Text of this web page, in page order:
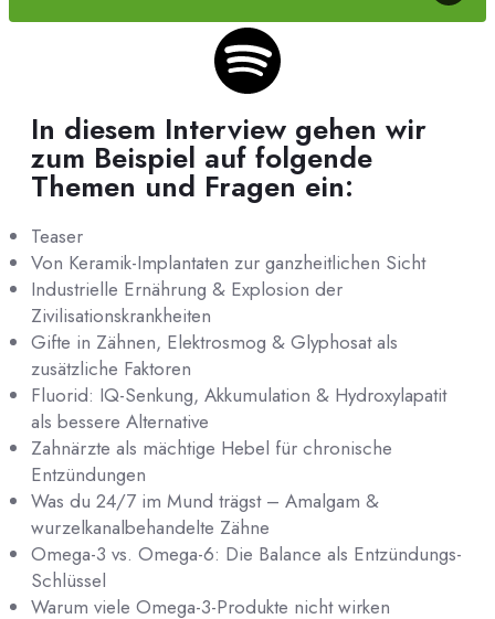
In diesem Interview gehen wir
zum Beispiel auf folgende
Themen und Fragen ein:
Teaser
Von Keramik-Implantaten zur ganzheitlichen Sicht
Industrielle Ernährung & Explosion der
Zivilisationskrankheiten
Gifte in Zähnen, Elektrosmog & Glyphosat als
zusätzliche Faktoren
Fluorid: IQ-Senkung, Akkumulation & Hydroxylapatit
als bessere Alternative
Zahnärzte als mächtige Hebel für chronische
Entzündungen
Was du 24/7 im Mund trägst – Amalgam &
wurzelkanalbehandelte Zähne
Omega-3 vs. Omega-6: Die Balance als Entzündungs-
Schlüssel
Warum viele Omega-3-Produkte nicht wirken